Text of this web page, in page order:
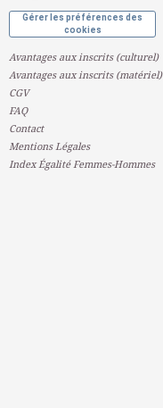
Gérer les préférences des
cookies
Avantages aux inscrits (culturel)
Avantages aux inscrits (matériel)
CGV
FAQ
Contact
Mentions Légales
Index Égalité Femmes-Hommes